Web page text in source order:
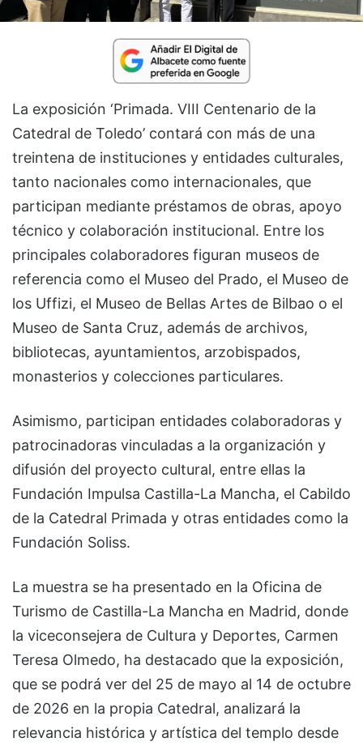
La exposición ‘Primada. VIII Centenario de la
Catedral de Toledo’ contará con más de una
treintena de instituciones y entidades culturales,
tanto nacionales como internacionales, que
participan mediante préstamos de obras, apoyo
técnico y colaboración institucional. Entre los
principales colaboradores figuran museos de
referencia como el Museo del Prado, el Museo de
los Uffizi, el Museo de Bellas Artes de Bilbao o el
Museo de Santa Cruz, además de archivos,
bibliotecas, ayuntamientos, arzobispados,
monasterios y colecciones particulares.
Asimismo, participan entidades colaboradoras y
patrocinadoras vinculadas a la organización y
difusión del proyecto cultural, entre ellas la
Fundación Impulsa Castilla-La Mancha, el Cabildo
de la Catedral Primada y otras entidades como la
Fundación Soliss.
La muestra se ha presentado en la Oficina de
Turismo de Castilla-La Mancha en Madrid, donde
la viceconsejera de Cultura y Deportes, Carmen
Teresa Olmedo, ha destacado que la exposición,
que se podrá ver del 25 de mayo al 14 de octubre
de 2026 en la propia Catedral, analizará la
relevancia histórica y artística del templo desde